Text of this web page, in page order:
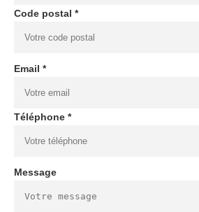
Code postal *
Email *
Téléphone *
Message